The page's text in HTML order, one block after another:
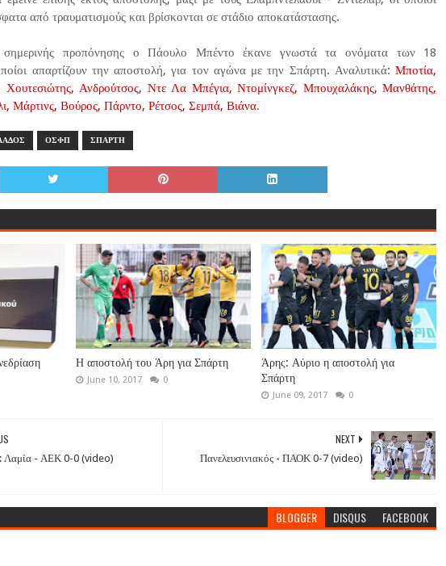
από τραυματισμούς και βρίσκονται σε στάδιο αποκατάστασης.
προπόνησης ο Πάουλο Μπέντο έκανε γνωστά τα ονόματα των 18
απαρτίζουν την αποστολή, για τον αγώνα με την Σπάρτη. Αναλυτικά:Μποτία,
Ανδρούτσος, Ντε Λα Μπέγια, Ντομίνγκεζ, Μπουχαλάκης, Μανθάτης,
Μάρτινς, Βούρος, Πάρντο, Ρέτσος, Σεμπά, Βιάνα.
ΟΣΦΠ ΣΠΑΡΤΗ
Η αποστολή του Άρη για Σπάρτη
June 10, 2017 0
Άρης: Αύριο η αποστολή για
Σπάρτη
June 09, 2017 0
NEXT
Πανελευσινιακός - ΠΑΟΚ 0-7 (video)
Λαμία - ΑΕΚ 0-0 (video)
BLOGGER DISQUS FACEBOOK